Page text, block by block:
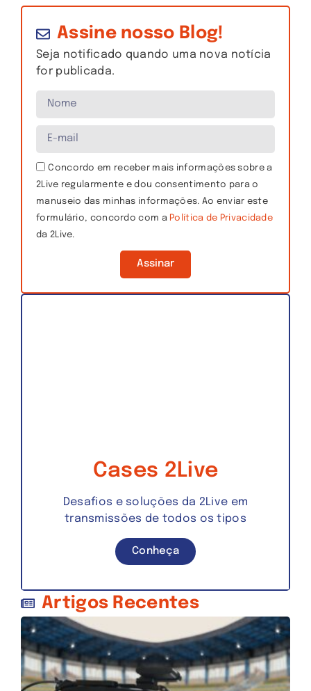
Assine nosso Blog!
Seja notificado quando uma nova notícia
for publicada.
Concordo em receber mais informações sobre a
2Live regularmente e dou consentimento para o
manuseio das minhas informações. Ao enviar este
formulário, concordo com a Política de Privacidade
da 2Live.
Assinar
Cases 2Live
Desafios e soluções da 2Live em
transmissões de todos os tipos
Conheça
Artigos Recentes